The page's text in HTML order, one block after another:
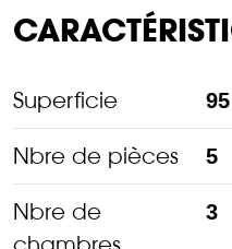
Superficie
Nbre de pièces 5
Nbre de
chambres
3